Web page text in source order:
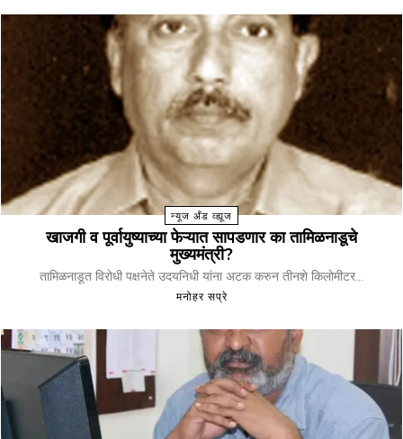
न्यूज अँड व्ह्यूज
खाजगी व पूर्वायुष्याच्या फेऱ्यात सापडणार का तामिळनाडूचे
मुख्यमंत्री?
तामिळनाडूत विरोधी पक्षनेते उदयनिधी यांना अटक करुन तीनशे किलोमीटर...
मनोहर सप्रे